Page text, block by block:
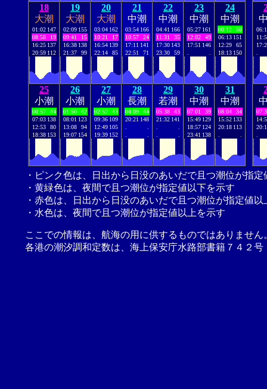
18
大潮
01:02 147
08:58
19
16:25 137
20:59 112
19
大潮
02:09 155
09:41
15
16:38 138
21:37
99
20
大潮
03:04 162
10:21
17
16:54 139
22:14
85
21
中潮
03:54 166
10:57
24
17:11 141
22:51
71
22
中潮
04:41 166
11:31
35
17:30 143
23:30
59
23
中潮
05:27 161
12:02
49
17:51 146
24
中潮
00:12
50
06:13 151
12:29
65
18:13 150
25
小潮
00:57
44
07:03 138
12:53
80
18:38 153
26
小潮
01:50
42
08:01 123
13:08
94
19:07 154
27
小潮
02:52
43
09:36 109
12:49 105
19:39 152
28
長潮
04:09
44
20:21 148
29
若潮
05:38
43
21:32 141
30
中潮
07:01
39
15:49 129
18:57 124
23:41 138
31
中潮
08:04
34
15:52 133
20:18 113
・ピンク色は、日出から日没のあいだで且つ潮位が指
・黄緑色は、夜間で且つ潮位が指定値以下を示す
・赤色は、日出から日没のあいだで且つ潮位が指定値以
・水色は、夜間で且つ潮位が指定値以上を示す
ここでの情報は、航海の用に供するものではありませ
各港の潮汐調和定数は、海上保安庁水路部書籍７４２